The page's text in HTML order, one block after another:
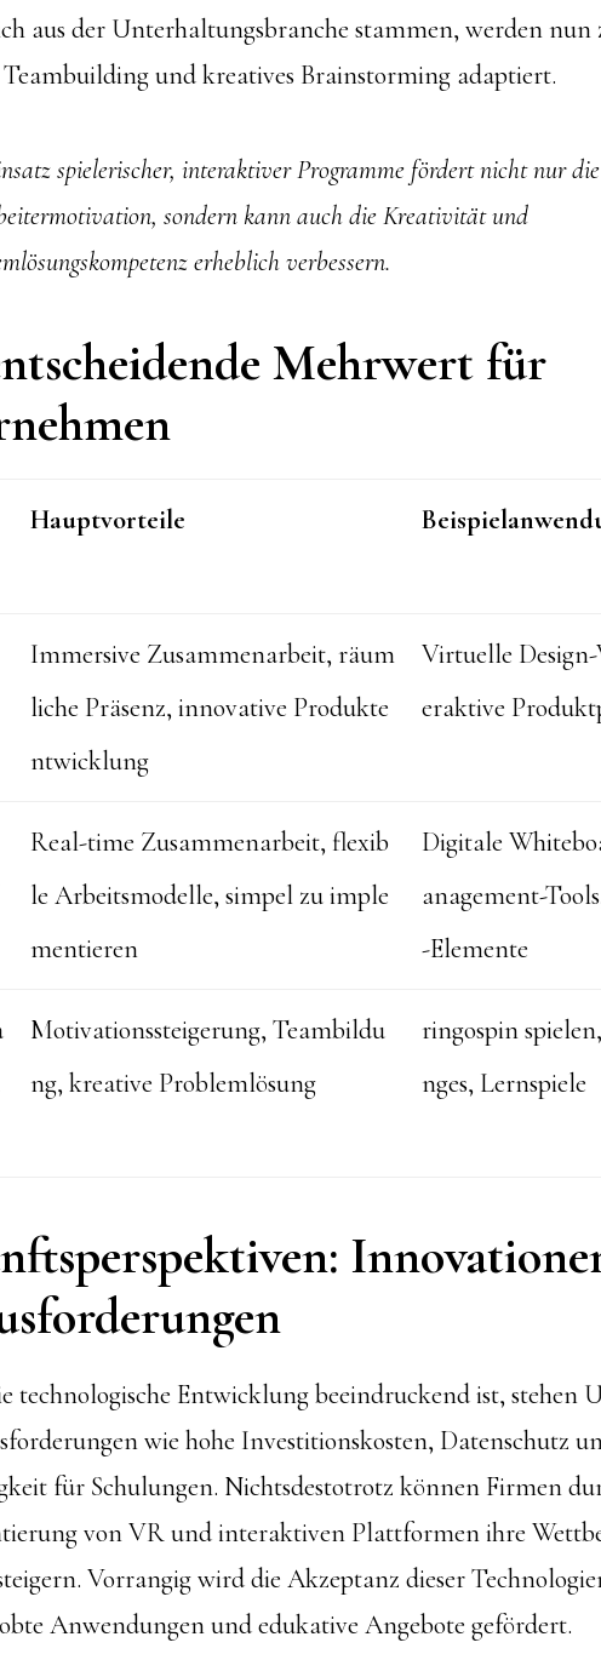
aus der Unterhaltungsbranche stammen, werden
und kreatives Brainstorming adaptiert.
spielerischer, interaktiver Programme fördert nicht nur die
sondern kann auch die Kreativität und
erheblich verbessern.
Mehrwert für
Hauptvorteile
Immersive Zusammenarbeit, räum
liche Präsenz, innovative Produkte
ntwicklung
Virtuelle
eraktive
Real-time Zusammenarbeit, flexib
le Arbeitsmodelle, simpel zu imple
mentieren
Digitale
anagement-
-Elemente
Motivationssteigerung, Teambildu
ng, kreative Problemlösung
ringospin
nges, Lernspiele
technologische Entwicklung beeindruckend ist, stehen
wie hohe Investitionskosten, Datenschutz
für Schulungen. Nichtsdestotrotz können Firmen
von VR und interaktiven Plattformen ihre
Vorrangig wird die Akzeptanz dieser
Anwendungen und edukative Angebote gefördert.